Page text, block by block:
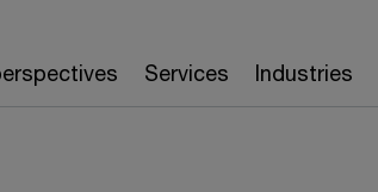
Services Industries